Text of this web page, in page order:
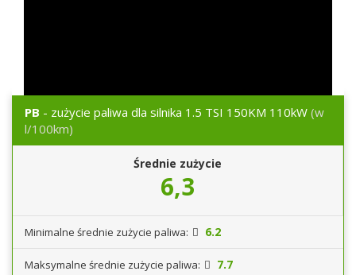
PB - zużycie paliwa dla silnika 1.5 TSI 150KM 110kW (w
l/100km)
Średnie zużycie
6,3
Minimalne średnie zużycie paliwa: 6.2
Maksymalne średnie zużycie paliwa: 7.7